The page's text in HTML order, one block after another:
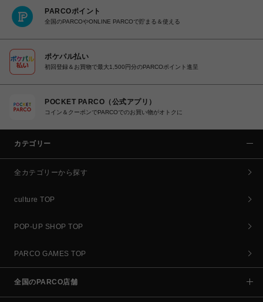
PARCOポイント
全国のPARCOやONLINE PARCOで貯まる＆使える
ポケパル払い
初回登録＆お買物で最大1,500円分のPARCOポイント進呈
POCKET PARCO（公式アプリ）
コイン＆クーポンでPARCOでのお買い物がオトクに
カテゴリー
全カテゴリーから探す
culture TOP
POP-UP SHOP TOP
PARCO GAMES TOP
全国のPARCO店舗